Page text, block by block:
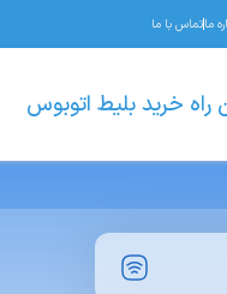
ماتماس با ما
راه خرید بلیط اتوبوس